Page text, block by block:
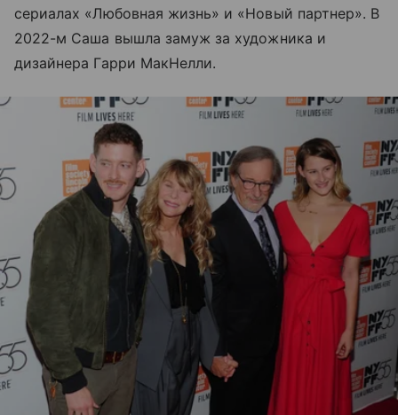
сериалах «Любовная жизнь» и «Новый партнер». В
2022-м Саша вышла замуж за художника и
дизайнера Гарри МакНелли.